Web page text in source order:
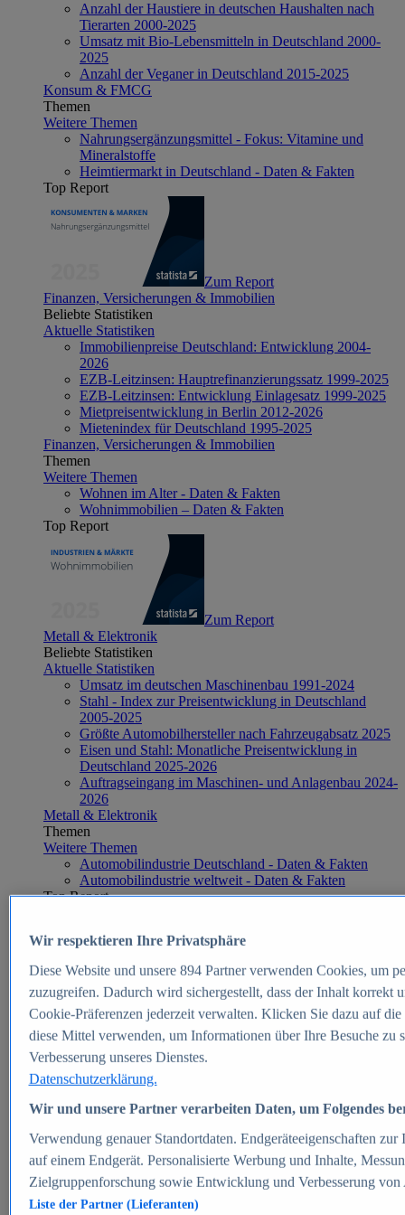
Anzahl der Haustiere in deutschen Haushalten nach
Tierarten 2000-2025
Umsatz mit Bio-Lebensmitteln in Deutschland 2000-
2025
Anzahl der Veganer in Deutschland 2015-2025
Konsum & FMCG
Themen
Weitere Themen
Nahrungsergänzungsmittel - Fokus: Vitamine und
Mineralstoffe
Heimtiermarkt in Deutschland - Daten & Fakten
Top Report
Zum Report
Finanzen, Versicherungen & Immobilien
Beliebte Statistiken
Aktuelle Statistiken
Immobilienpreise Deutschland: Entwicklung 2004-
2026
EZB-Leitzinsen: Hauptrefinanzierungssatz 1999-2025
EZB-Leitzinsen: Entwicklung Einlagesatz 1999-2025
Mietpreisentwicklung in Berlin 2012-2026
Mietenindex für Deutschland 1995-2025
Finanzen, Versicherungen & Immobilien
Themen
Weitere Themen
Wohnen im Alter - Daten & Fakten
Wohnimmobilien – Daten & Fakten
Top Report
Zum Report
Metall & Elektronik
Beliebte Statistiken
Aktuelle Statistiken
Umsatz im deutschen Maschinenbau 1991-2024
Stahl - Index zur Preisentwicklung in Deutschland
2005-2025
Größte Automobilhersteller nach Fahrzeugabsatz 2025
Eisen und Stahl: Monatliche Preisentwicklung in
Deutschland 2025-2026
Auftragseingang im Maschinen- und Anlagenbau 2024-
2026
Metall & Elektronik
Themen
Weitere Themen
Automobilindustrie Deutschland - Daten & Fakten
Automobilindustrie weltweit - Daten & Fakten
Top Report
Zum Report
E-commerce
Beliebte Statistiken
Aktuelle Statistiken
E-Commerce - Entwicklung des Umsatzes in
Deutschland 1999-2025
Umsatz von Amazon in Deutschland und weltweit
2010-2025
B2C-E-Commerce: Top-50 Online Shops in
Deutschland 2024
Marktanteile von Online-Zahlungsverfahren in
Deutschland 2024
Umsatzstarke Warengruppen im Online-Handel in
Deutschland 2023-2025
Wir respektieren Ihre Privatsphäre
Diese Website und unsere 894Partner verwenden Cookies, um
zuzugreifen. Dadurch wird sichergestellt, dass der Inhalt korrekt
Cookie-Präferenzen jederzeit verwalten. Klicken Sie dazu auf
diese Mittel verwenden, um Informationen über Ihre Besuche
Verbesserung unseres Dienstes.
Datenschutzerklärung.
Wir und unsere Partner verarbeiten Daten, um Folgendes
Verwendung genauer Standortdaten. Endgeräteeigenschaften
auf einem Endgerät. Personalisierte Werbung und Inhalte,
Zielgruppenforschung sowie Entwicklung und Verbesserung von
Liste der Partner (Lieferanten)